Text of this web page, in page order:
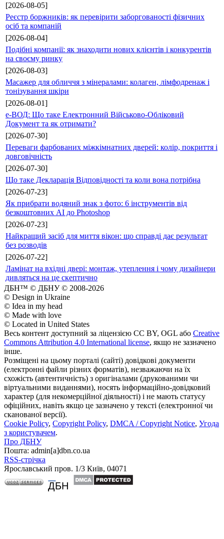
[2026-08-05]
Реєстр боржників: як перевірити заборгованості фізичних
осіб та компаній
[2026-08-04]
Подібні компанії: як знаходити нових клієнтів і конкурентів
на своєму ринку
[2026-08-03]
Масажер для обличчя з мінералами: колаген, лімфодренаж і
тонізування шкіри
[2026-08-01]
е-ВОД: Що таке Електронний Військово-Обліковий
Документ та як отримати?
[2026-07-30]
Переваги фарбованих міжкімнатних дверей: колір, покриття і
довговічність
[2026-07-30]
Що таке Декларація Відповідності та коли вона потрібна
[2026-07-23]
Як прибрати водяний знак з фото: 6 інструментів від
безкоштовних AI до Photoshop
[2026-07-23]
Найкращий засіб для миття вікон: що справді дає результат
без розводів
[2026-07-22]
Ламінат на вхідні двері: монтаж, утеплення і чому дизайнери
дивляться на це скептично
ДБН™ © ДБНУ © 2008-2026
© Design in Ukraine
© Idea in my head
© Made with love
© Located in United States
Весь контент доступний за ліцензією CC BY, OGL або Creative
Commons Attribution 4.0 International license, якщо не зазначено
інше.
Розміщені на цьому порталі (сайті) довідкові документи
(електронні файли різних форматів), незважаючи на їх
схожість (автентичність) з оригіналами (друкованими чи
віртуальними виданнями), носять інформаційно-довідковий
характер (для некомерційної діяльності) і не мають статусу
офіційних, навіть якщо це зазначено у тексті (електронної чи
сканованої версії).
Cookie Policy, Copyright Policy, DMCA / Copyright Notice, Угода
з користувачем.
Про ДБНУ
Пошта: admin[а]dbn.co.ua
RSS-стрічка
Ярославський пров. 1/3 Київ, 04071